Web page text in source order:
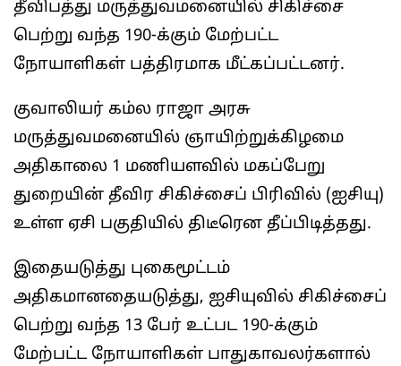
தீவிபத்து மருத்துவமனையில் சிகிச்சை
பெற்று வந்த 190-க்கும் மேற்பட்ட
நோயாளிகள் பத்திரமாக மீட்கப்பட்டனர்.
குவாலியர் கம்ல ராஜா அரசு
மருத்துவமனையில் ஞாயிற்றுக்கிழமை
அதிகாலை 1 மணியளவில் மகப்பேறு
துறையின் தீவிர சிகிச்சைப் பிரிவில் (ஐசியு)
உள்ள ஏசி பகுதியில் திடீரென தீப்பிடித்தது.
இதையடுத்து புகைமூட்டம்
அதிகமானதையடுத்து, ஐசியுவில் சிகிச்சைப்
பெற்று வந்த 13 பேர் உட்பட 190-க்கும்
மேற்பட்ட நோயாளிகள் பாதுகாவலர்களால்